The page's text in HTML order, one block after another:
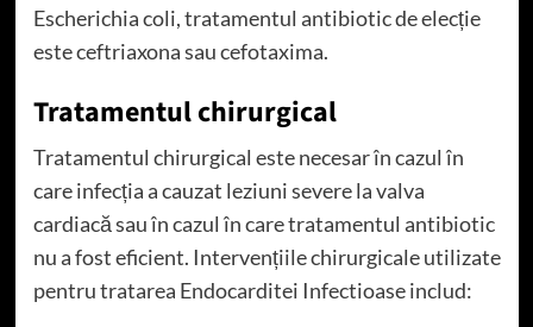
Escherichia coli, tratamentul antibiotic de elecție
este ceftriaxona sau cefotaxima.
Tratamentul chirurgical
Tratamentul chirurgical este necesar în cazul în
care infecția a cauzat leziuni severe la valva
cardiacă sau în cazul în care tratamentul antibiotic
nu a fost eficient. Intervențiile chirurgicale utilizate
pentru tratarea Endocarditei Infectioase includ: